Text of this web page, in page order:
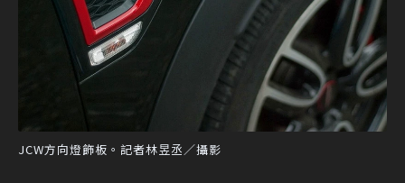
JCW方向燈飾板。記者林昱丞／攝影